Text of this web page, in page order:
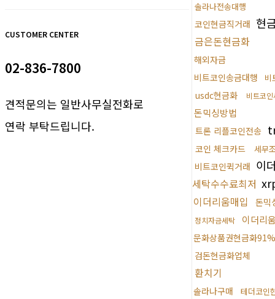
CUSTOMER CENTER
02-836-7800
견적문의는 일반사무실전화로
연락 부탁드립니다.
솔라나전송대행
코인현금직거래 현
금은돈현금화
해외자금
비트코인송금대행
비
usdc현금화 비트코
돈믹싱방법
트론 리플코인전송
코인 체크카드 세무
비트코인퀵거래 이
세탁수수료최저
이더리움매입 돈믹
정치자금세탁 이더리
문화상품권현금화91%
검돈현금화업체
환치기
솔라나구매 테더코인